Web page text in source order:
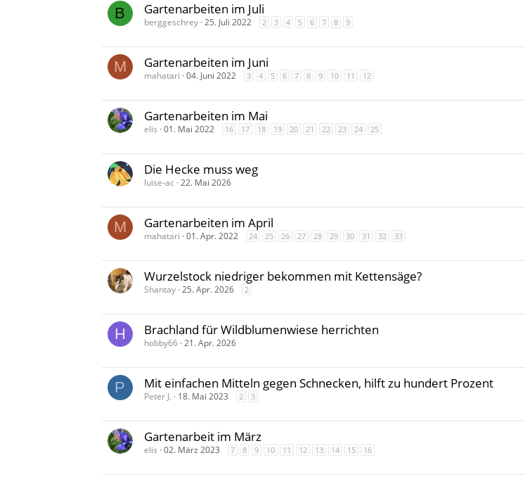
B Gartenarbeiten im Juli
berggeschrey 25. Juli 2022 2 3 4 5 6 7 8 9
M Gartenarbeiten im Juni
mahatari 04. Juni 2022 3 4 5 6 7 8 9 10 11 12
Gartenarbeiten im Mai
elis 01. Mai 2022 16 17 18 19 20 21 22 23 24 25
Die Hecke muss weg
luise-ac 22. Mai 2026
M Gartenarbeiten im April
mahatari 01. Apr. 2022 24 25 26 27 28 29 30 31 32 33
Wurzelstock niedriger bekommen mit Kettensäge?
Shantay 25. Apr. 2026 2
H Brachland für Wildblumenwiese herrichten
hobby66 21. Apr. 2026
P Mit einfachen Mitteln gegen Schnecken, hilft zu hundert Prozent
Peter J. 18. Mai 2023 2 3
Gartenarbeit im März
elis 02. März 2023 7 8 9 10 11 12 13 14 15 16